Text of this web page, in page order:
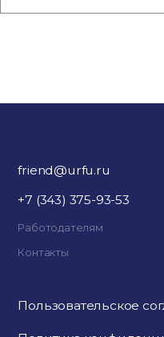
friend@urfu.ru
+7 (343) 375-93-53
Работодателям
Контакты
Пользовательское